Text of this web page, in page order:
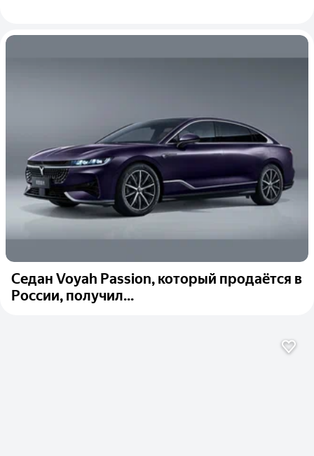
Седан Voyah Passion, который продаётся в
России, получил...